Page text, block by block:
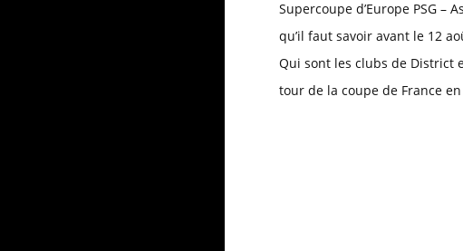
Supercoupe d’Europe PSG –
qu’il faut savoir avant le 12
Qui sont les clubs de District
tour de la coupe de France en